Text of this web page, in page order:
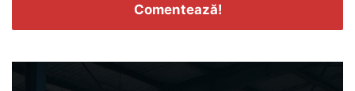
Comentează!